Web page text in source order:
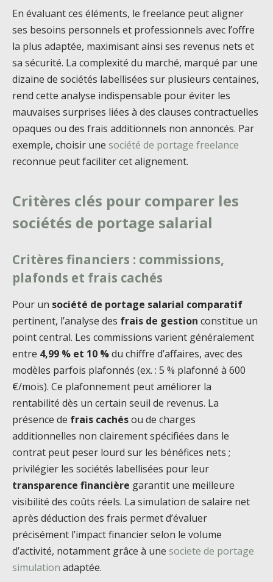
En évaluant ces éléments, le freelance peut aligner
ses besoins personnels et professionnels avec l’offre
la plus adaptée, maximisant ainsi ses revenus nets et
sa sécurité. La complexité du marché, marqué par une
dizaine de sociétés labellisées sur plusieurs centaines,
rend cette analyse indispensable pour éviter les
mauvaises surprises liées à des clauses contractuelles
opaques ou des frais additionnels non annoncés. Par
exemple, choisir une société de portage freelance
reconnue peut faciliter cet alignement.
Critères clés pour comparer les
sociétés de portage salarial
Critères financiers : commissions,
plafonds et frais cachés
Pour un société de portage salarial comparatif
pertinent, l’analyse des frais de gestion constitue un
point central. Les commissions varient généralement
entre 4,99 % et 10 %du chiffre d’affaires, avec des
modèles parfois plafonnés (ex. : 5 % plafonné à 600
€/mois). Ce plafonnement peut améliorer la
rentabilité dès un certain seuil de revenus. La
présence de frais cachésou de charges
additionnelles non clairement spécifiées dans le
contrat peut peser lourd sur les bénéfices nets ;
privilégier les sociétés labellisées pour leur
transparence financière garantit une meilleure
visibilité des coûts réels. La simulation de salaire net
après déduction des frais permet d’évaluer
précisément l’impact financier selon le volume
d’activité, notamment grâce à une societe de portage
simulation adaptée.